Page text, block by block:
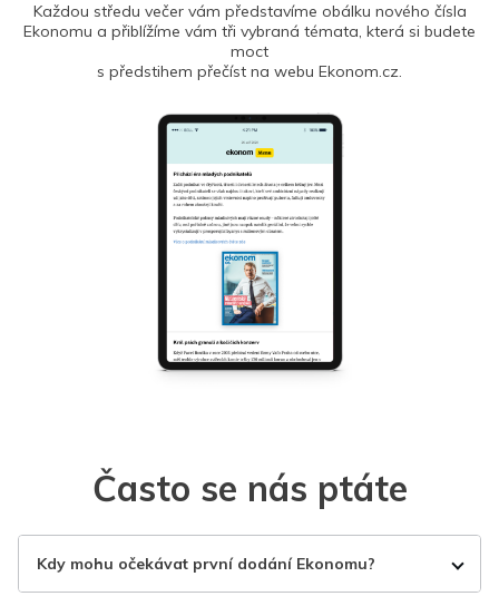
Každou středu večer vám představíme obálku nového čísla
Ekonomu a přiblížíme vám tři vybraná témata, která si budete
moct
s předstihem přečíst na webu Ekonom.cz.
Často se nás ptáte
Kdy mohu očekávat první dodání Ekonomu?